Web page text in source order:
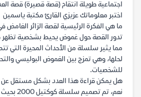
اجتماعية طويلة انتقام (قصة قصيرة) قصة
اختبر معلوماتك عزيزي القارئ مكتبة ياسمين
ما هي الفكرة الرئيسية لقصة الزائر الغامض في
تدور القصة حول غموض يحيط بشخصية تظهر
مما يثير سلسلة من الأحداث المحيرة التي
لحلها، وهي تمزج بين الغموض البوليسي
للشخصيات.
هل يمكن قراءة هذا العدد بشكل مستقل عن
نعم، تم